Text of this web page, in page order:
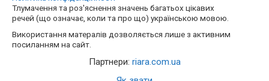
Тлумачення та роз'яснення значень багатьох цікавих
речей (що означає, коли та про що) українською мовою.
Використання матералів дозволяється лише з активним
посиланням на сайт.
Партнери: riara.com.ua